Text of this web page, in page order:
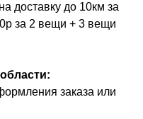
доставку до 10км за
за 2 вещи + 3 вещи
заказа или